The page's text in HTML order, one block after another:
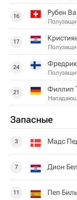
16 Рубен
17
24
21 Филлип
Запасные
3 Мадс
7 Дион
11 Пеп Биль